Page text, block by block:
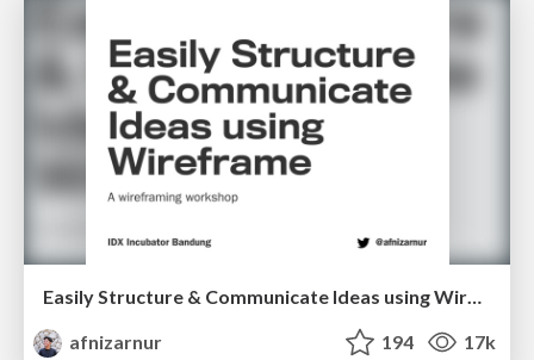
Easily Structure & Communicate Ideas using Wireframe
afnizarnur
194 17k